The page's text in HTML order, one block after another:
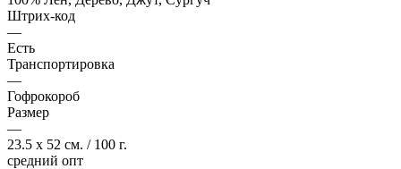
Штрих-код
—
Есть
Транспортировка
—
Гофрокороб
Размер
—
23.5 x 52 см. / 100 г.
средний опт